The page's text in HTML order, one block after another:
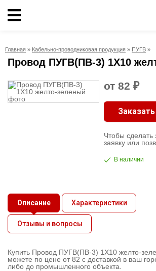
продукция
Электрика
компании
информация
Главная » Кабельно-проводниковая продукция » ПУГВ »
Провод ПУГВ(ПВ-3) 1X10
от 82 ₽
Заказать
Чтобы сделать
заявку или
В наличии
Описание Характеристики
Отзывы и вопросы
Купить Провод ПУГВ(ПВ-3) 1X10 желто-
можете по цене от 82 с доставкой в ваш
либо до промышленного объекта.